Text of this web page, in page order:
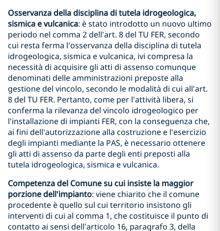
Osservanza della disciplina di tutela idrogeologica,
sismica e vulcanica: è stato introdotto un nuovo ultimo
periodo nel comma 2 dell'art. 8 del TU FER, secondo
cui resta ferma l'osservanza della disciplina di tutela
idrogeologica, sismica e vulcanica, ivi compresa la
necessità di acquisire gli atti di assenso comunque
denominati delle amministrazioni preposte alla
gestione del vincolo, secondo le modalità di cui all'art.
8 del TU FER. Pertanto, come per l'attività libera, si
conferma la rilevanza del vincolo idrogeologico per
l'installazione di impianti FER, con la conseguenza che,
ai fini dell'autorizzazione alla costruzione e l'esercizio
degli impianti mediante la PAS, è necessario ottenere
gli atti di assenso da parte degli enti preposti alla
tutela idrogeologica, sismica e vulcanica.
Competenza del Comune su cui insiste la maggior
porzione dell'impianto: viene chiarito che il comune
procedente è quello sul cui territorio insistono gli
interventi di cui al comma 1, che costituisce il punto di
contatto ai sensi dell’articolo 16, paragrafo 3, della